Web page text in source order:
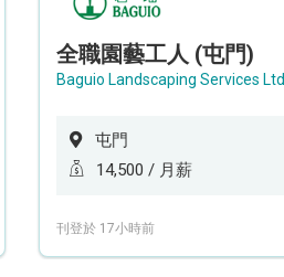
全職園藝工人 (屯門)
Baguio Landscaping Services Ltd.
屯門
14,500 / 月薪
刊登於 17小時前